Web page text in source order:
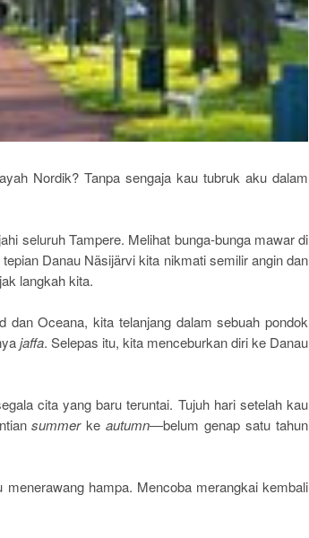
Nordik? Tanpa sengaja kau tubruk aku dalam
seluruh Tampere. Melihat bunga-bunga mawar di
Danau Näsijärvi kita nikmati semilir angin dan
langkah kita.
Oceana, kita telanjang dalam sebuah pondok
jaffa. Selepas itu, kita menceburkan diri ke Danau
cita yang baru teruntai. Tujuh hari setelah kau
summerkeautumn―belum genap satu tahun
hampa. Mencoba merangkai kembali